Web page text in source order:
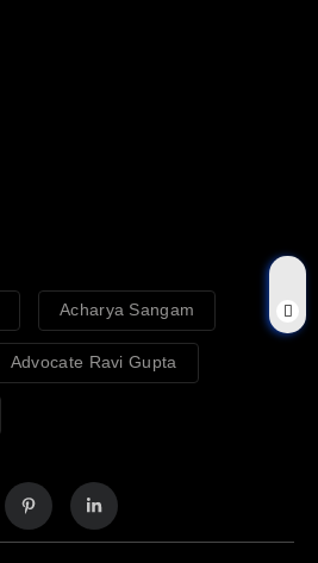
Acharya Sangam
Advocate Ravi Gupta